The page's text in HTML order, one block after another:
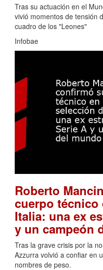
Tras su actuación en el
vivió momentos de tensión
cuadro de los "Leones"
Infobae
Roberto
cuerpo técnico
Italia: una ex
y un campeón
Tras la grave crisis por la
Azzurra volvió a confiar en
nombres de peso.